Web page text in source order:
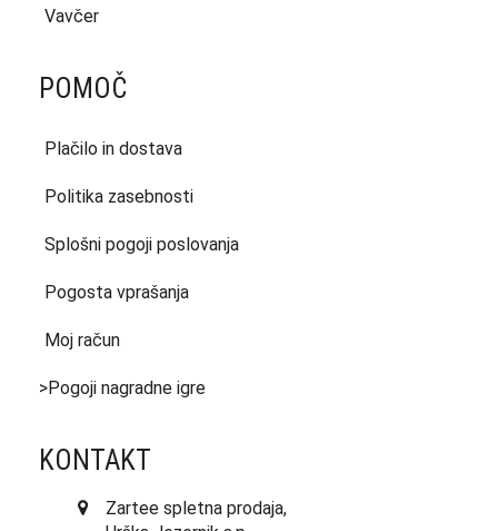
Vavčer
POMOČ
Plačilo in dostava
Politika zasebnosti
Splošni pogoji poslovanja
Pogosta vprašanja
Moj račun
>Pogoji nagradne igre
KONTAKT
Zartee spletna prodaja,